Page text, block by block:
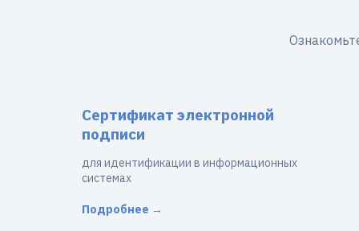
Сертификат электронной
подписи
для идентификации в информационных
системах
Подробнее →